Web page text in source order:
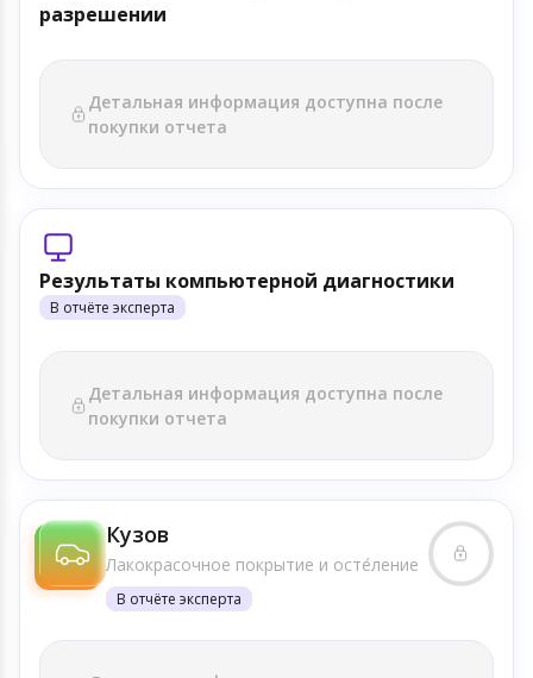
разрешении
Детальная информация доступна после
покупки отчета
Результаты компьютерной диагностики
В отчёте эксперта
Детальная информация доступна после
покупки отчета
Кузов
Лакокрасочное покрытие и осте́ление
В отчёте эксперта